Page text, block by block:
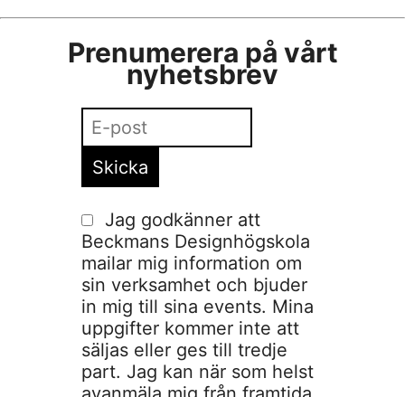
Prenumerera på vårt
nyhetsbrev
Jag godkänner att
Beckmans Designhögskola
mailar mig information om
sin verksamhet och bjuder
in mig till sina events. Mina
uppgifter kommer inte att
säljas eller ges till tredje
part. Jag kan när som helst